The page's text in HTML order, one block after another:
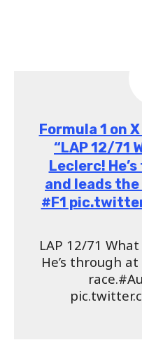
Formula 1 on
“LAP 12/71
Leclerc!
and leads
#F1
LAP 12/71
He’s through